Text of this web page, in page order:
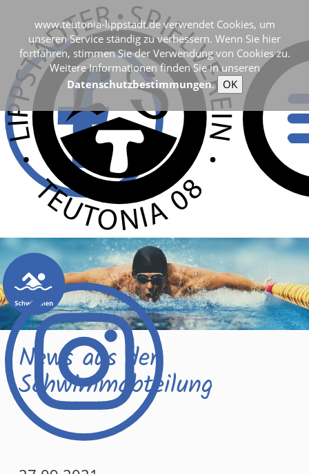
News aus der
Schwimmabteilung
www.teutonia-lippstadt.de verwendet Cookies, um
unseren Service ständig zu verbessern. Wenn Sie hier
fortfahren, stimmen Sie der Verwendung von Cookies zu.
Weitere Informationen finden Sie in unseren
Datenschutzbestimmungen. OK